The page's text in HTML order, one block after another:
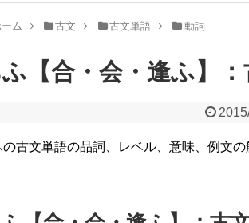
ム 古文 古文単語 動詞
【合・会・逢ふ】
の古文単語の品詞、レベル、意味、例文の